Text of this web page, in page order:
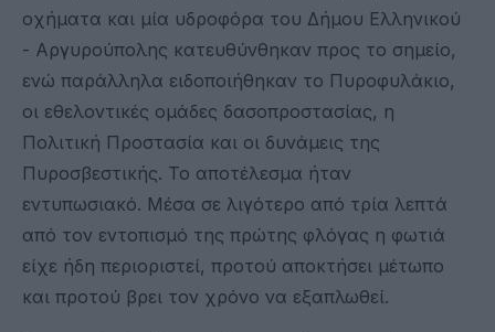
οχήματα και μία υδροφόρα του Δήμου Ελληνικού
- Αργυρούπολης κατευθύνθηκαν προς το σημείο,
ενώ παράλληλα ειδοποιήθηκαν το Πυροφυλάκιο,
οι εθελοντικές ομάδες δασοπροστασίας, η
Πολιτική Προστασία και οι δυνάμεις της
Πυροσβεστικής. Το αποτέλεσμα ήταν
εντυπωσιακό. Μέσα σε λιγότερο από τρία λεπτά
από τον εντοπισμό της πρώτης φλόγας η φωτιά
είχε ήδη περιοριστεί, προτού αποκτήσει μέτωπο
και προτού βρει τον χρόνο να εξαπλωθεί.